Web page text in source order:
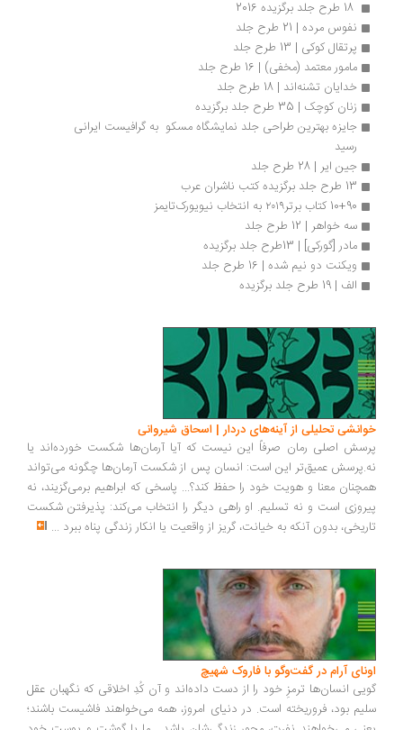
نفوس مرده | 21 طرح جلد
پرتقال کوکی | 13 طرح جلد
مامور معتمد (مخفی) | 16 طرح جلد
خدایان تشنه‌اند | 18 طرح جلد
زنان کوچک | 35 طرح جلد برگزیده
رسید
جین ایر | 28 طرح جلد
13 طرح جلد برگزیده کتب ناشران عرب
10+90 کتاب‌ برتر۲۰۱۹ به انتخاب نیویورک‌تایمز
سه خواهر | 12 طرح جلد
مادر [گورکی] | 13طرح جلد برگزیده
ویکنت دو نیم شده | 16 طرح جلد
الف | 19 طرح جلد برگزیده
خوانشی تحلیلی از آینه‌های دردار | اسحاق شیروانی
پرسش اصلی رمان صرفاً این نیست که آیا آرمان‌ها شکست خورده‌اند یا
نه.پرسش عمیق‌تر این است: انسان پس از شکست آرمان‌ها چگونه می‌تواند
همچنان معنا و هویت خود را حفظ کند؟... پاسخی که ابراهیم برمی‌گزیند، نه
پیروزی است و نه تسلیم. او راهی دیگر را انتخاب می‌کند: پذیرفتن شکست
تاریخی، بدون آنکه به خیانت، گریز از واقعیت یا انکار زندگی پناه ببرد ...
اونای آرام در گفت‌وگو با فاروک شهیچ‭
گویی انسان‌ها ترمزِ خود را از دست داده‌اند و آن کُدِ اخلاقی که نگهبان عقل
سلیم بود، فروریخته است. در دنیای امروز، همه می‌خواهند فاشیست باشند؛